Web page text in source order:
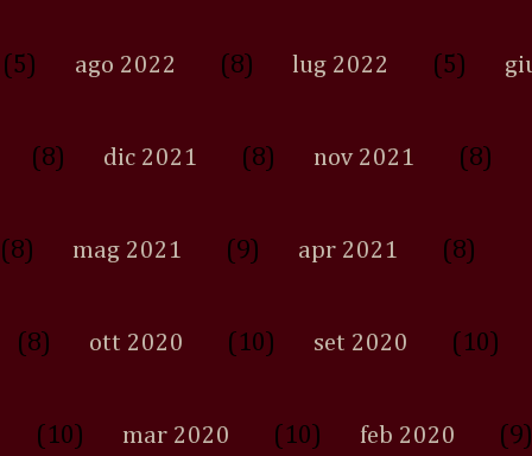
(5) ago 2022 (8) lug 2022 (5)
(8) dic 2021 (8) nov 2021 (8)
(8) mag 2021 (9) apr 2021 (8)
(8) ott 2020 (10) set 2020 (10)
(10) mar 2020 (10) feb 2020 (9)